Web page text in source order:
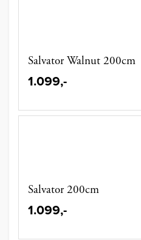
Salvator Walnut 200cm
1.099,-
Salvator 200cm
1.099,-